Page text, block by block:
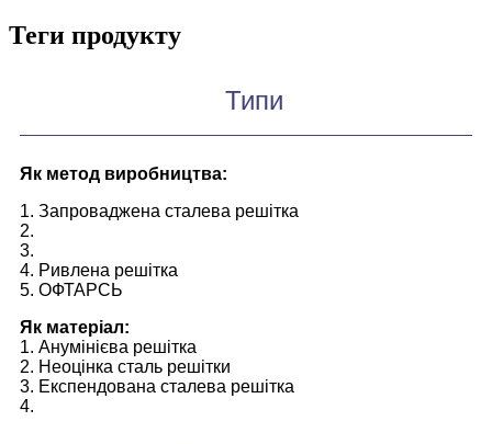
Теги продукту
Типи
Як метод виробництва:
1. Запроваджена сталева решітка
2.
3.
4. Ривлена ​​решітка
5. ОФТАРСЬ
Як матеріал:
1. Анумінієва решітка
2. Неоцінка сталь решітки
3. Експендована сталева решітка
4.